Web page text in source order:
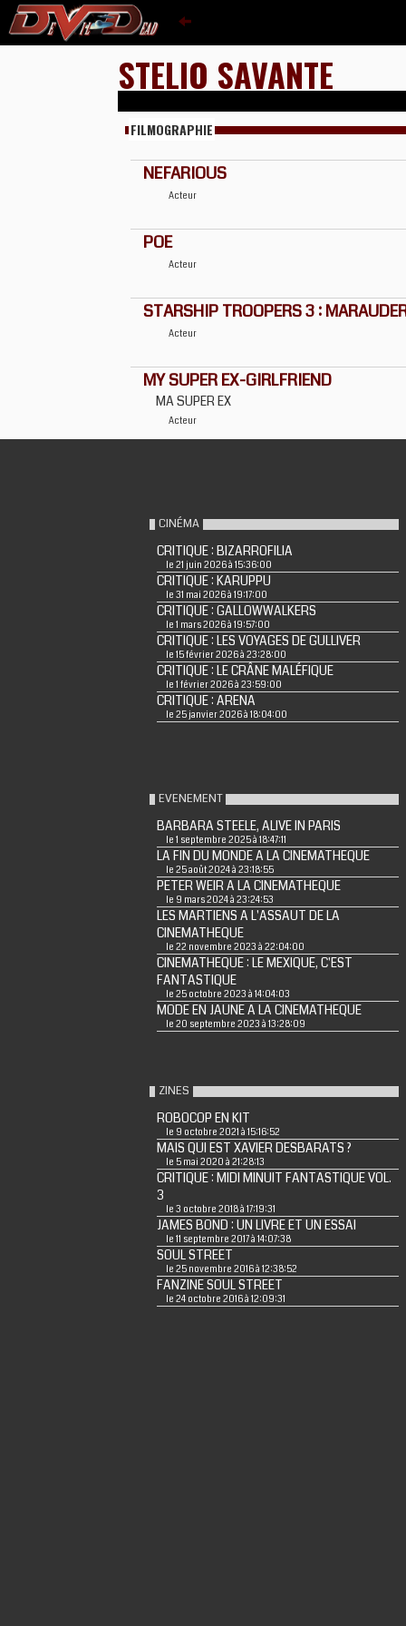
STELIO SAVANTE
FILMOGRAPHIE
NEFARIOUS
Acteur
POE
Acteur
STARSHIP TROOPERS 3 :
Acteur
MY SUPER EX-GIRLFRIEND
MA SUPER EX
Acteur
CINÉMA
CRITIQUE : BIZARROFILIA
le 21 juin 2026 à 15:36:00
CRITIQUE : KARUPPU
le 31 mai 2026 à 19:17:00
CRITIQUE : GALLOWWALKERS
le 1 mars 2026 à 19:57:00
CRITIQUE : LES VOYAGES DE GULLIVER
le 15 février 2026 à 23:28:00
CRITIQUE : LE CRÂNE MALÉFIQUE
le 1 février 2026 à 23:59:00
CRITIQUE : ARENA
le 25 janvier 2026 à 18:04:00
EVENEMENT
BARBARA STEELE, ALIVE IN PARIS
le 1 septembre 2025 à 18:47:11
LA FIN DU MONDE A LA CINEMATHEQUE
le 25 août 2024 à 23:18:55
PETER WEIR A LA CINEMATHEQUE
le 9 mars 2024 à 23:24:53
LES MARTIENS A L'ASSAUT DE LA
CINEMATHEQUE
le 22 novembre 2023 à 22:04:00
CINEMATHEQUE : LE MEXIQUE, C'EST
FANTASTIQUE
le 25 octobre 2023 à 14:04:03
MODE EN JAUNE A LA CINEMATHEQUE
le 20 septembre 2023 à 13:28:09
ZINES
ROBOCOP EN KIT
le 9 octobre 2021 à 15:16:52
MAIS QUI EST XAVIER DESBARATS ?
le 5 mai 2020 à 21:28:13
CRITIQUE : MIDI MINUIT FANTASTIQUE VOL.
3
le 3 octobre 2018 à 17:19:31
JAMES BOND : UN LIVRE ET UN ESSAI
le 11 septembre 2017 à 14:07:38
SOUL STREET
le 25 novembre 2016 à 12:38:52
FANZINE SOUL STREET
le 24 octobre 2016 à 12:09:31